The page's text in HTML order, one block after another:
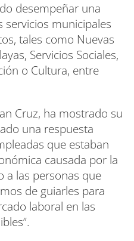
desempeñar una
municipales
tales como Nuevas
Servicios Sociales,
o Cultura, entre
Cruz, ha mostrado su
una respuesta
que estaban
causada por la
a las personas que
de guiarles para
laboral en las